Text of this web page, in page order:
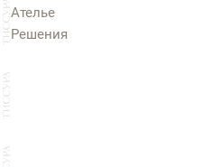
Ателье
Решения